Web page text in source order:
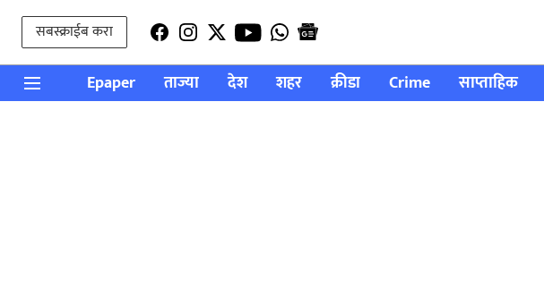
सबस्क्राईब करा
Epaper ताज्या देश शहर क्रीडा Crime साप्ताहिक